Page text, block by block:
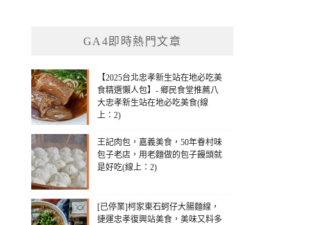
GA4即時熱門文章
【2025台北忠孝新生站在地必吃美
食精選懶人包】- 鄉民食堂推薦八
大忠孝新生站在地必吃美食(線
上：2)
王記肉包，嘉義美食，50年眷村味
包子老店，用老麵做的包子饅頭就
是好吃(線上：2)
[已停業]柯家東石蚵仔大腸麵線，
捷運忠孝復興站美食，美味又料多